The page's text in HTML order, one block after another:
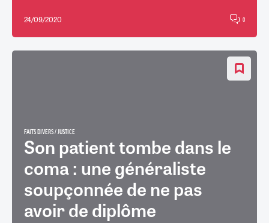
24/09/2020 0
FAITS DIVERS / JUSTICE
Son patient tombe dans le
coma : une généraliste
soupçonnée de ne pas
avoir de diplôme